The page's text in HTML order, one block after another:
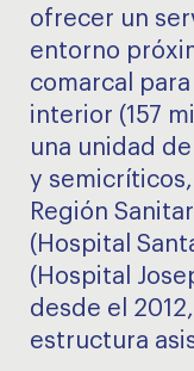
ofrecer un
entorno
comarcal
interior (157
una unidad
y
Región
(Hospital
(Hospital
desde el
estructura